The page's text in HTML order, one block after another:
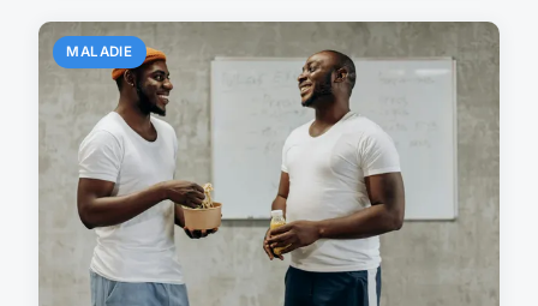
MALADIE